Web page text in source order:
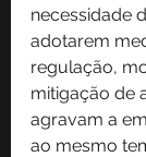
necessidade
adotarem
regulação,
mitigação de
agravam a
ao mesmo